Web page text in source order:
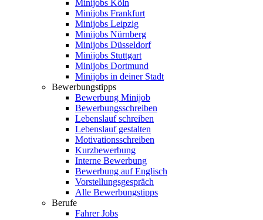
Minijobs Köln
Minijobs Frankfurt
Minijobs Leipzig
Minijobs Nürnberg
Minijobs Düsseldorf
Minijobs Stuttgart
Minijobs Dortmund
Minijobs in deiner Stadt
Bewerbungstipps
Bewerbung Minijob
Bewerbungsschreiben
Lebenslauf schreiben
Lebenslauf gestalten
Motivationsschreiben
Kurzbewerbung
Interne Bewerbung
Bewerbung auf Englisch
Vorstellungsgespräch
Alle Bewerbungstipps
Berufe
Fahrer Jobs